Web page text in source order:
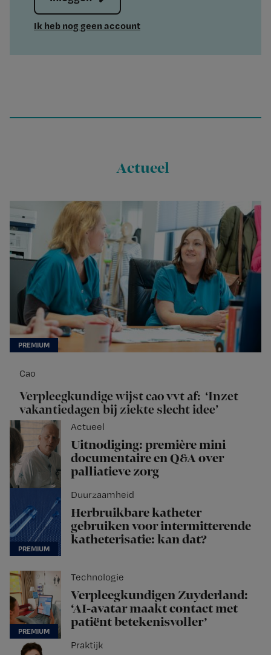
Ik heb nog geen account
Actueel
Cao
Verpleegkundige wijst cao vvt af: ‘Inzet
vakantiedagen bij ziekte slecht idee’
Actueel
Uitnodiging: première mini
documentaire en Q&A over
palliatieve zorg
Duurzaamheid
Herbruikbare katheter
gebruiken voor intermitterende
katheterisatie: kan dat?
Technologie
Verpleegkundigen Zuyderland:
‘AI-avatar maakt contact met
patiënt betekenisvoller’
Praktijk